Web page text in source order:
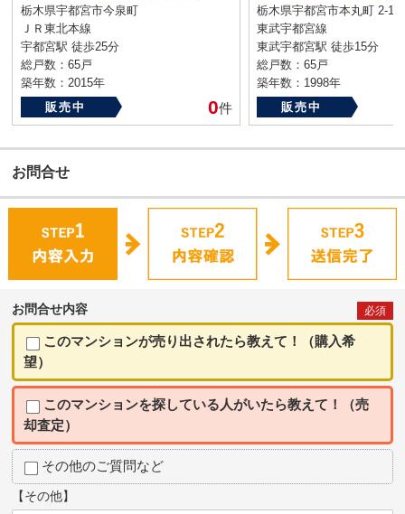
栃木県宇都宮市今泉町
ＪＲ東北本線
宇都宮駅 徒歩25分
総戸数：65戸
築年数：2015年
販売中
0件
栃木県宇都宮市本丸町 2-16
東武宇都宮線
東武宇都宮駅 徒歩15分
総戸数：65戸
築年数：1998年
販売中
お問合せ
お問合せ内容 必須
このマンションが売り出されたら教えて！（購入希
望）
このマンションを探している人がいたら教えて！（売
却査定）
その他のご質問など
【その他】